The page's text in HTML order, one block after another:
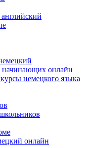
онлайн
немецкого языка
онлайн